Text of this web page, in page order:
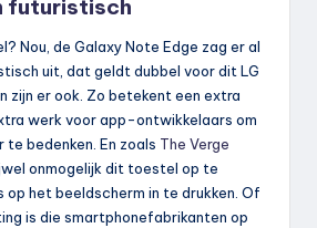
futuristisch
Nou, de Galaxy Note Edge zag er al
uit, dat geldt dubbel voor dit LG
zijn er ook. Zo betekent een extra
werk voor app-ontwikkelaars om
bedenken. En zoals The Verge
onmogelijk dit toestel op te
op het beeldscherm in te drukken. Of
is die smartphonefabrikanten op